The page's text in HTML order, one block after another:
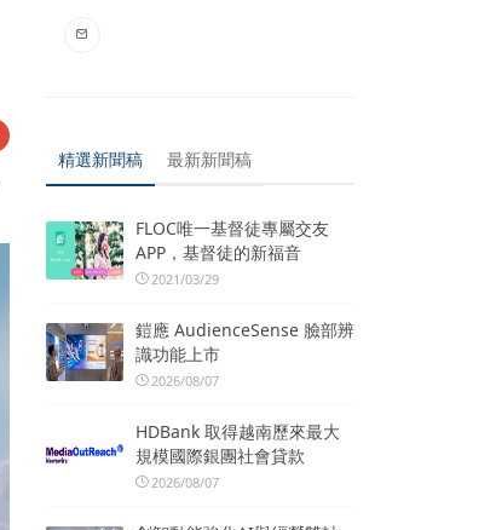
精選新聞稿 最新新聞稿
FLOC唯一基督徒專屬交友
APP，基督徒的新福音
2021/03/29
鎧應 AudienceSense 臉部辨
識功能上市
2026/08/07
HDBank 取得越南歷來最大
規模國際銀團社會貸款
2026/08/07